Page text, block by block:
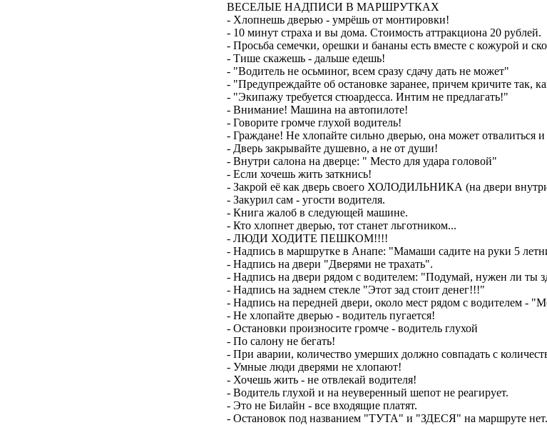
ВЕСЕЛЫЕ НАДПИСИ В МАРШРУТКАХ
- Хлопнешь дверью - умрёшь от монтировки!
- 10 минут страха и вы дома. Стоимость аттракциона 20 рублей.
- Просьба семечки, орешки и бананы есть вместе с кожурой и
- Тише скажешь - дальше едешь!
- "Водитель не осьминог, всем сразу сдачу дать не может"
- "Предупреждайте об остановке заранее, причем кричите так,
- "Экипажу требуется стюардесса. Интим не предлагать!"
- Внимание! Машина на автопилоте!
- Говорите громче глухой водитель!
- Граждане! Не хлопайте сильно дверью, она может отвалиться
- Дверь закрывайте душевно, а не от души!
- Внутри салона на дверце: " Место для удара головой"
- Если хочешь жить заткнись!
- Закрой её как дверь своего ХОЛОДИЛЬНИКА (на двери
- Закурил сам - угости водителя.
- Книга жалоб в следующей машине.
- Кто хлопнет дверью, тот станет льготником...
- ЛЮДИ ХОДИТЕ ПЕШКОМ!!!!
- Надпись в маршрутке в Анапе: "Мамаши садите на руки 5
- Надпись на двери "Дверями не трахать".
- Надпись на двери рядом с водителем: "Подумай, нужен ли ты
- Надпись на заднем стекле "Этот зад стоит денег!!!"
- Надпись на передней двери, около мест рядом с водителем -
- Не хлопайте дверью - водитель пугается!
- Остановки произносите громче - водитель глухой
- По салону не бегать!
- При аварии, количество умерших должно совпадать с
- Умные люди дверями не хлопают!
- Хочешь жить - не отвлекай водителя!
- Водитель глухой и на неуверенный шепот не реагирует.
- Это не Билайн - все входящие платят.
- Остановок под названием "ТУТА" и "ЗДЕСЯ" на маршруте нет.